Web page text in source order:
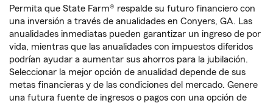
Permita que State Farm® respalde su futuro financiero con
una inversión a través de anualidades en Conyers, GA. Las
anualidades inmediatas pueden garantizar un ingreso de por
vida, mientras que las anualidades con impuestos diferidos
podrían ayudar a aumentar sus ahorros para la jubilación.
Seleccionar la mejor opción de anualidad depende de sus
metas financieras y de las condiciones del mercado. Genere
una futura fuente de ingresos o pagos con una opción de